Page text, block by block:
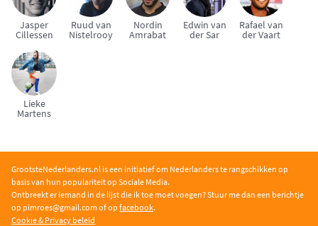
Jasper
Cillessen
Ruud van
Nistelrooy
Nordin
Amrabat
Edwin van
der Sar
Rafael van
der Vaart
Lieke
Martens
GrootsteNederlanders.nl is een initiatief om Nederlanders te rangschikken op
basis van hun populariteit op Sociale Media.
Ontbreekt er iemand in de lijst die ik toe moet voegen? Stuur me dan een berichtje
op pimroes@gmail.com of op facebook.
Cookie & Privacy beleid